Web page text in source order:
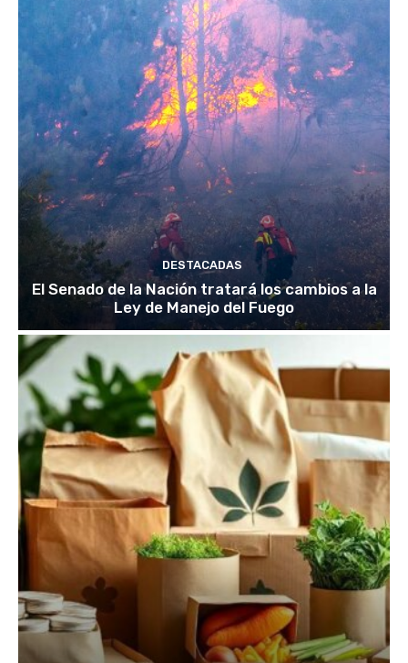
DESTACADAS
El Senado de la Nación tratará los cambios a la
Ley de Manejo del Fuego